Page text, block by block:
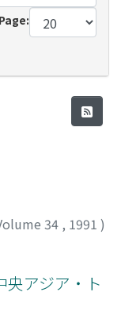
34 , 1991 )
央アジア・ト